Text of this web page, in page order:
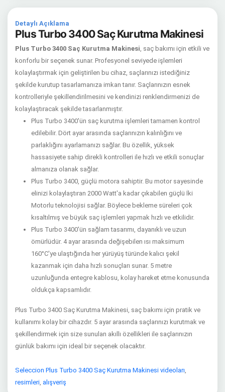
Detaylı Açıklama
Plus Turbo 3400 Saç Kurutma Makinesi
Plus Turbo 3400 Saç Kurutma Makinesi, saç bakımı için etkili ve
konforlu bir seçenek sunar. Profesyonel seviyede işlemleri
kolaylaştırmak için geliştirilen bu cihaz, saçlarınızı istediğiniz
şekilde kurutup tasarlamanıza imkan tanır. Saçlarınızın esnek
kontrolleriyle şekillendirilmesini ve kendinizi renklendirmenizi de
kolaylaştıracak şekilde tasarlanmıştır.
Plus Turbo 3400'ün saç kurutma işlemleri tamamen kontrol
edilebilir. Dört ayar arasında saçlarınızın kalınlığını ve
parlaklığını ayarlamanızı sağlar. Bu özellik, yüksek
hassasiyete sahip direkli kontrolleri ile hızlı ve etkili sonuçlar
almanıza olanak sağlar.
Plus Turbo 3400, güçlü motora sahiptir. Bu motor sayesinde
elinizi kolaylaştıran 2000 Watt'a kadar çıkabilen güçlü İki
Motorlu teknolojisi sağlar. Böylece bekleme süreleri çok
kısaltılmış ve büyük saç işlemleri yapmak hızlı ve etkilidir.
Plus Turbo 3400'ün sağlam tasarımı, dayanıklı ve uzun
ömürlüdür. 4 ayar arasında değişebilen ısı maksimum
160°C'ye ulaştığında her yürüyüş türünde kalıcı şekil
kazanmak için daha hızlı sonuçları sunar. 5 metre
uzunluğunda entegre kablosu, kolay hareket etme konusunda
oldukça kapsamlıdır.
Plus Turbo 3400 Saç Kurutma Makinesi, saç bakımı için pratik ve
kullanımı kolay bir cihazdır. 5 ayar arasında saçlarınızı kurutmak ve
şekillendirmek için size sunulan akıllı özellikleri ile saçlarınızın
günlük bakımı için ideal bir seçenek olacaktır.
Seleccion Plus Turbo 3400 Saç Kurutma Makinesi videoları,
resimleri, alışveriş